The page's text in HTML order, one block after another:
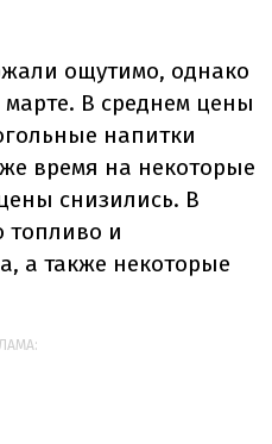
ощутимо, однако
В среднем цены
напитки
время на некоторые
снизились. В
топливо и
а также некоторые